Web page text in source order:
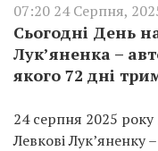
07:20 24 Серпня,
Сьогодні День
Лук’яненка –
якого 72 дні
24 серпня 2025
Левкові Лук’яненку